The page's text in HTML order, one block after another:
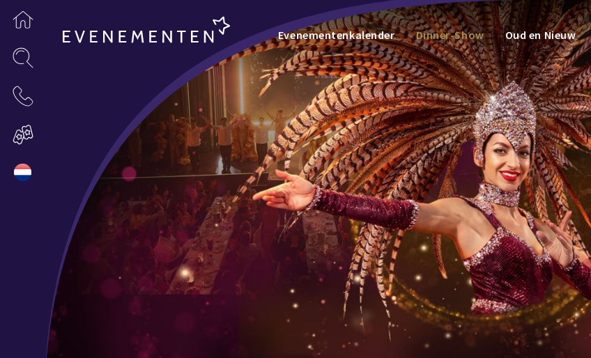
Evenementenkalender Dinner-Show Oud en Nieuw